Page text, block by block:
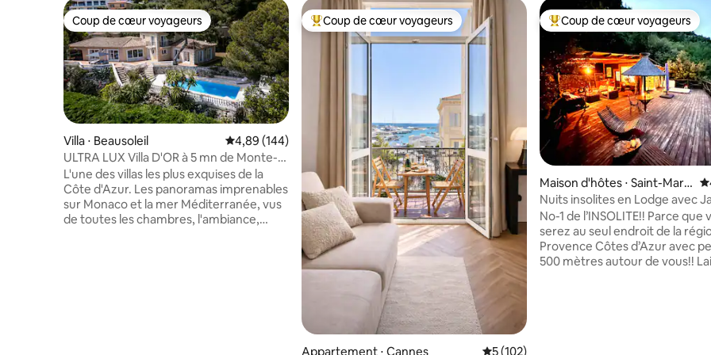
Coup de cœur voyageurs
Coup de cœur voyageurs
Villa ⋅ Beausoleil Évaluation moyenne sur la base de 144 commentaires : 4,89 sur 5
4,89 (144)
ULTRA LUX Villa D'OR à 5 mn de Monte-
Carlo, Monaco
L'une des villas les plus exquises de la
Côte d'Azur. Les panoramas imprenables
sur Monaco et la mer Méditerranée, vus
de toutes les chambres, l'ambiance,
Coups de cœur voyageurs les plus appréciés
Coup de cœur voyageurs
Appartement ⋅ Cannes Évaluation moyenne sur la base de 102
5 (102)
Coups de cœur voyageurs les
Coup de cœur voyageurs
Maison d'hôtes ⋅ Saint-Marti
n-du-Var
Nuits insolites en Lodge avec
No-1 de l’INSOLITE!! Parce que
serez au seul endroit de la
Provence Côtes d’Azur avec
500 mètres autour de vous!!